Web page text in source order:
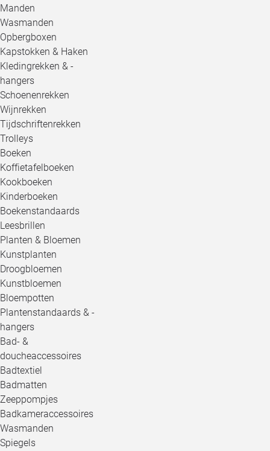
Manden
Wasmanden
Opbergboxen
Kapstokken & Haken
Kledingrekken & -
hangers
Schoenenrekken
Wijnrekken
Tijdschriftenrekken
Trolleys
Boeken
Koffietafelboeken
Kookboeken
Kinderboeken
Boekenstandaards
Leesbrillen
Planten & Bloemen
Kunstplanten
Droogbloemen
Kunstbloemen
Bloempotten
Plantenstandaards & -
hangers
Bad- &
doucheaccessoires
Badtextiel
Badmatten
Zeeppompjes
Badkameraccessoires
Wasmanden
Spiegels